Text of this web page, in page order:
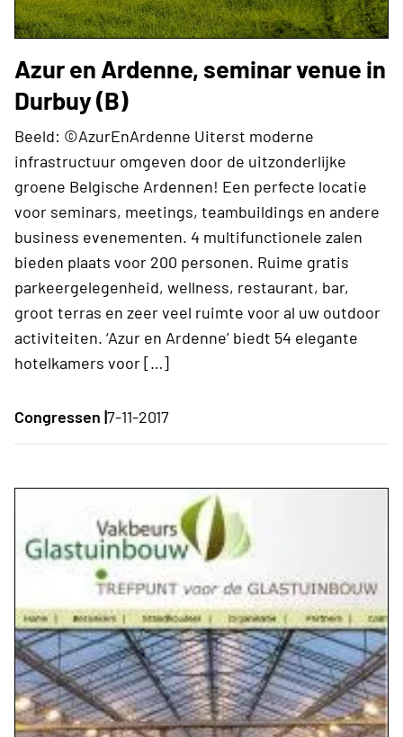
Azur en Ardenne, seminar venue in
Durbuy (B)
Beeld: ©AzurEnArdenne Uiterst moderne
infrastructuur omgeven door de uitzonderlijke
groene Belgische Ardennen! Een perfecte locatie
voor seminars, meetings, teambuildings en andere
business evenementen. 4 multifunctionele zalen
bieden plaats voor 200 personen. Ruime gratis
parkeergelegenheid, wellness, restaurant, bar,
groot terras en zeer veel ruimte voor al uw outdoor
activiteiten. ‘Azur en Ardenne’ biedt 54 elegante
hotelkamers voor […]
Congressen |7-11-2017